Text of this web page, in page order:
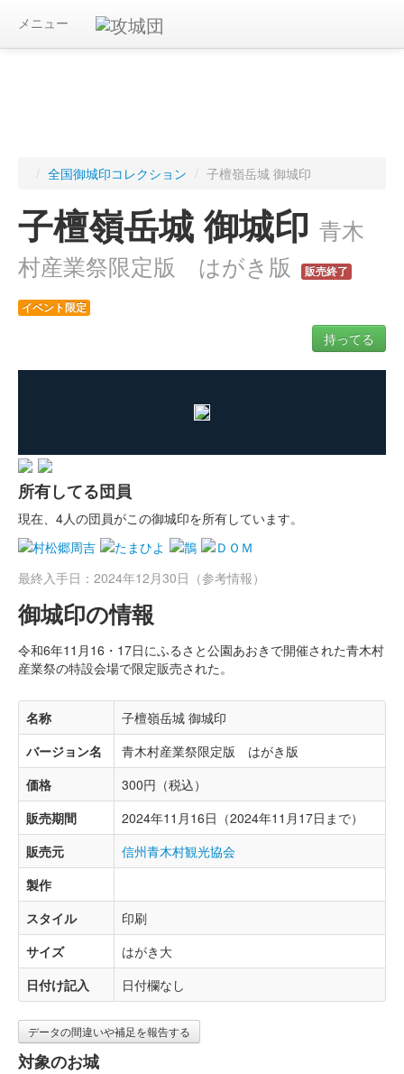
メニュー
/ 全国御城印コレクション / 子檀嶺岳城 御城印
子檀嶺岳城 御城印 青木
村産業祭限定版 はがき版
販売終了
イベント限定
持ってる
所有してる団員
現在、4人の団員がこの御城印を所有しています。
最終入手日：2024年12月30日（参考情報）
御城印の情報
令和6年11月16・17日にふるさと公園あおきで開催された青木村
産業祭の特設会場で限定販売された。
名称
子檀嶺岳城 御城印
バージョン名
青木村産業祭限定版 はがき版
価格
300円（税込）
販売期間
2024年11月16日（2024年11月17日まで）
販売元
信州青木村観光協会
製作
スタイル
印刷
サイズ
はがき大
日付け記入
日付欄なし
データの間違いや補足を報告する
対象のお城